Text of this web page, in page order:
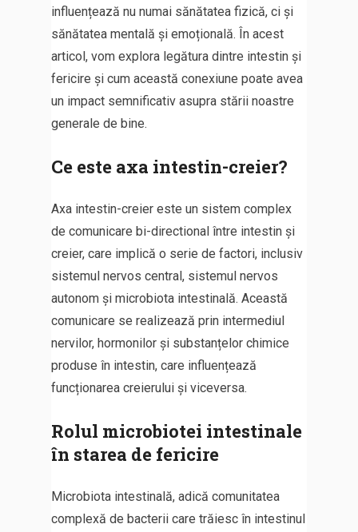
influențează nu numai sănătatea fizică, ci și
sănătatea mentală și emoțională. În acest
articol, vom explora legătura dintre intestin și
fericire și cum această conexiune poate avea
un impact semnificativ asupra stării noastre
generale de bine.
Ce este axa intestin-creier?
Axa intestin-creier este un sistem complex
de comunicare bi-directional între intestin și
creier, care implică o serie de factori, inclusiv
sistemul nervos central, sistemul nervos
autonom și microbiota intestinală. Această
comunicare se realizează prin intermediul
nervilor, hormonilor și substanțelor chimice
produse în intestin, care influențează
funcționarea creierului și viceversa.
Rolul microbiotei intestinale
în starea de fericire
Microbiota intestinală, adică comunitatea
complexă de bacterii care trăiesc în intestinul